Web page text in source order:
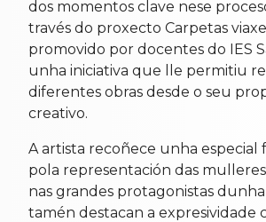
dos momentos clave nese
través do proxecto Carpetas
promovido por docentes do IES
unha iniciativa que lle permitiu
diferentes obras desde o seu
creativo.
A artista recoñece unha especial
pola representación das
nas grandes protagonistas
tamén destacan a expresividade